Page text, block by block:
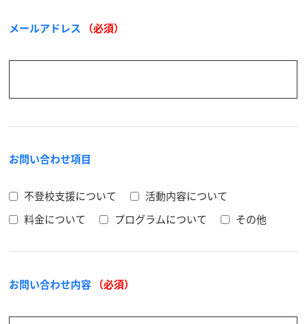
メールアドレス （必須）
お問い合わせ項目
不登校支援について
活動内容について
料金について
プログラムについて その他
お問い合わせ内容 （必須）